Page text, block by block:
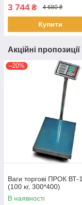
3 744 ₴ 4 680 ₴
Купити
Акційні
–20%
Ваги торгові ПРОК ВТ-
(100 кг, 300*400)
В наявності